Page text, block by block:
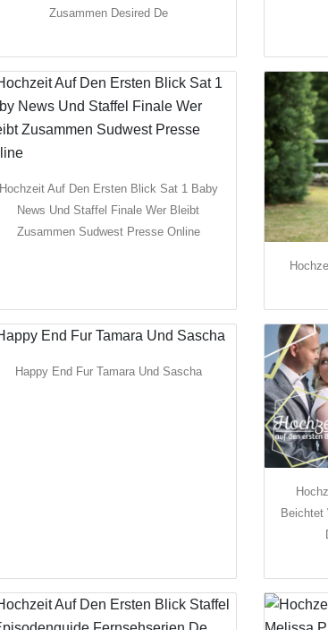
Zusammen Desired De
Hochzeit Auf Den Ersten Blick Sat 1 Baby
News Und Staffel Finale Wer Bleibt
Zusammen Sudwest Presse Online
Happy End Fur Tamara Und Sascha
Beichtet